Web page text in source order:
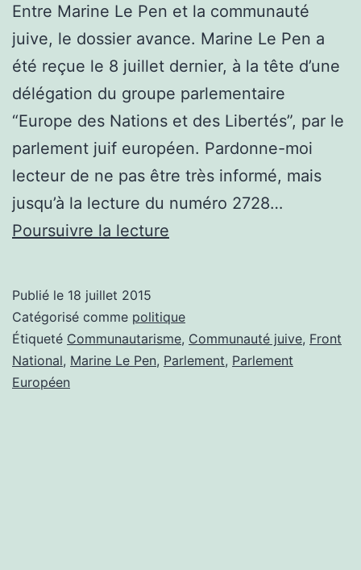
Entre Marine Le Pen et la communauté
juive, le dossier avance. Marine Le Pen a
été reçue le 8 juillet dernier, à la tête d’une
délégation du groupe parlementaire
“Europe des Nations et des Libertés”, par le
parlement juif européen. Pardonne-moi
lecteur de ne pas être très informé, mais
jusqu’à la lecture du numéro 2728…
Poursuivre la lecture
Pen
et
la
Publié le 18 juillet 2015
Catégorisé comme politique
Étiqueté Communautarisme, Communauté juive, Front
National, Marine Le Pen, Parlement, Parlement
Européen